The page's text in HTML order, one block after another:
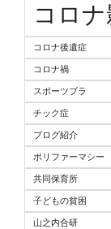
コロ
コロナ後遺症
コロナ禍
スポーツブラ
チック症
ブログ紹介
ポリファーマシー
共同保育所
子どもの貧困
山之内合研